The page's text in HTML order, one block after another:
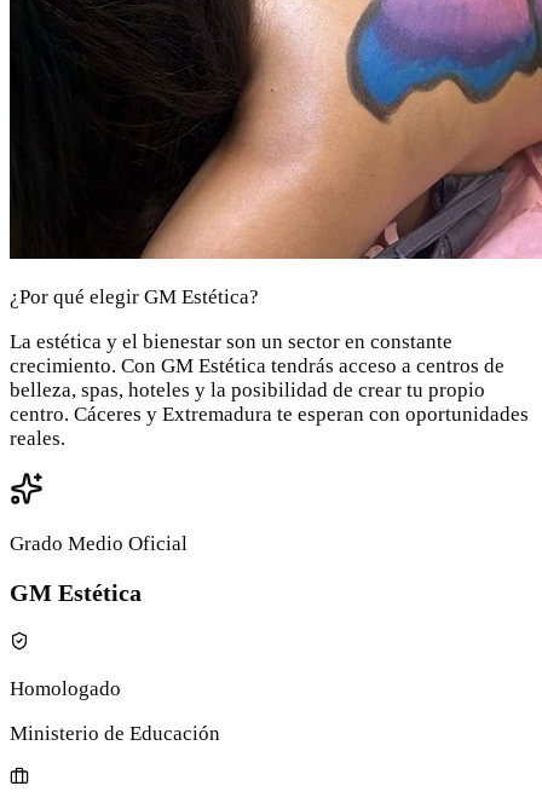
¿Por qué elegir GM Estética?
La estética y el bienestar son un sector en constante
crecimiento. Con GM Estética tendrás acceso a centros de
belleza, spas, hoteles y la posibilidad de crear tu propio
centro. Cáceres y Extremadura te esperan con oportunidades
reales.
Grado Medio Oficial
GM Estética
Homologado
Ministerio de Educación